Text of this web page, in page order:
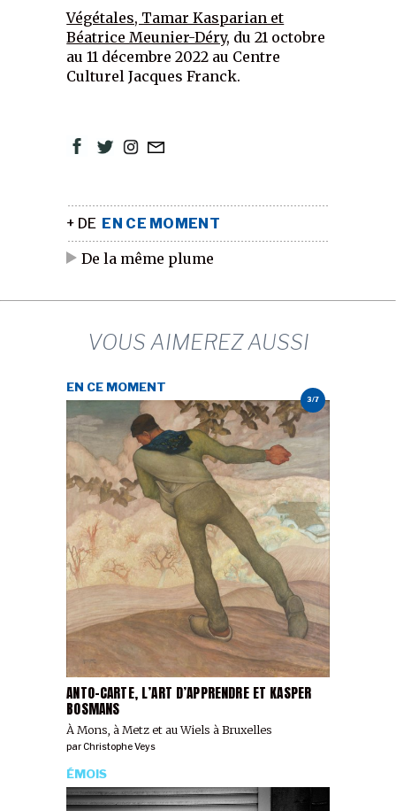
Végétales, Tamar Kasparian et
Béatrice Meunier-Déry, du 21 octobre
au 11 décembre 2022 au Centre
Culturel Jacques Franck.
+ DE EN CE MOMENT
De la même plume
VOUS AIMEREZ AUSSI
3/7
ANTO-CARTE, L’ART D’APPRENDRE ET KASPER
BOSMANS
À Mons, à Metz et au Wiels à Bruxelles
EN CE MOMENT
parChristophe Veys
ÉMOIS